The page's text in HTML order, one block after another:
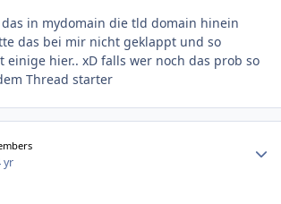
in mydomain die tld domain hinein
das bei mir nicht geklappt und so
einige hier.. xD falls wer noch das prob so
Thread starter
yr